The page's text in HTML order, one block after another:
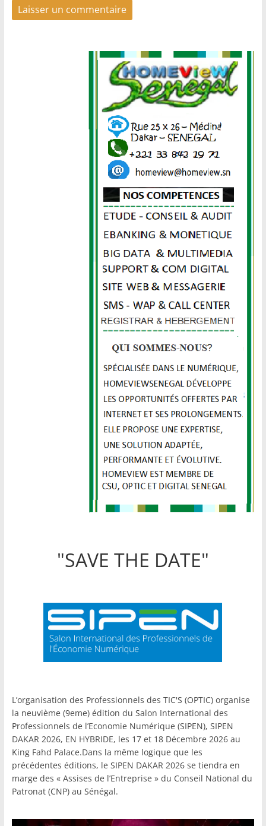
"SAVE THE DATE"
L’organisation des Professionnels des TIC'S (OPTIC) organise
la neuvième (9eme) édition du Salon International des
Professionnels de l’Economie Numérique (SIPEN), SIPEN
DAKAR 2026, EN HYBRIDE, les 17 et 18 Décembre 2026 au
King Fahd Palace.Dans la même logique que les
précédentes éditions, le SIPEN DAKAR 2026 se tiendra en
marge des « Assises de l’Entreprise » du Conseil National du
Patronat (CNP) au Sénégal.